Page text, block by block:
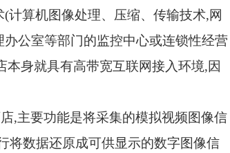
(计算机图像处理、压缩、传输技术,网
公室等部门的监控中心或连锁性经营
本身就具有高带宽互联网接入环境,因
,主要功能是将采集的模拟视频图像信
将数据还原成可供显示的数字图像信